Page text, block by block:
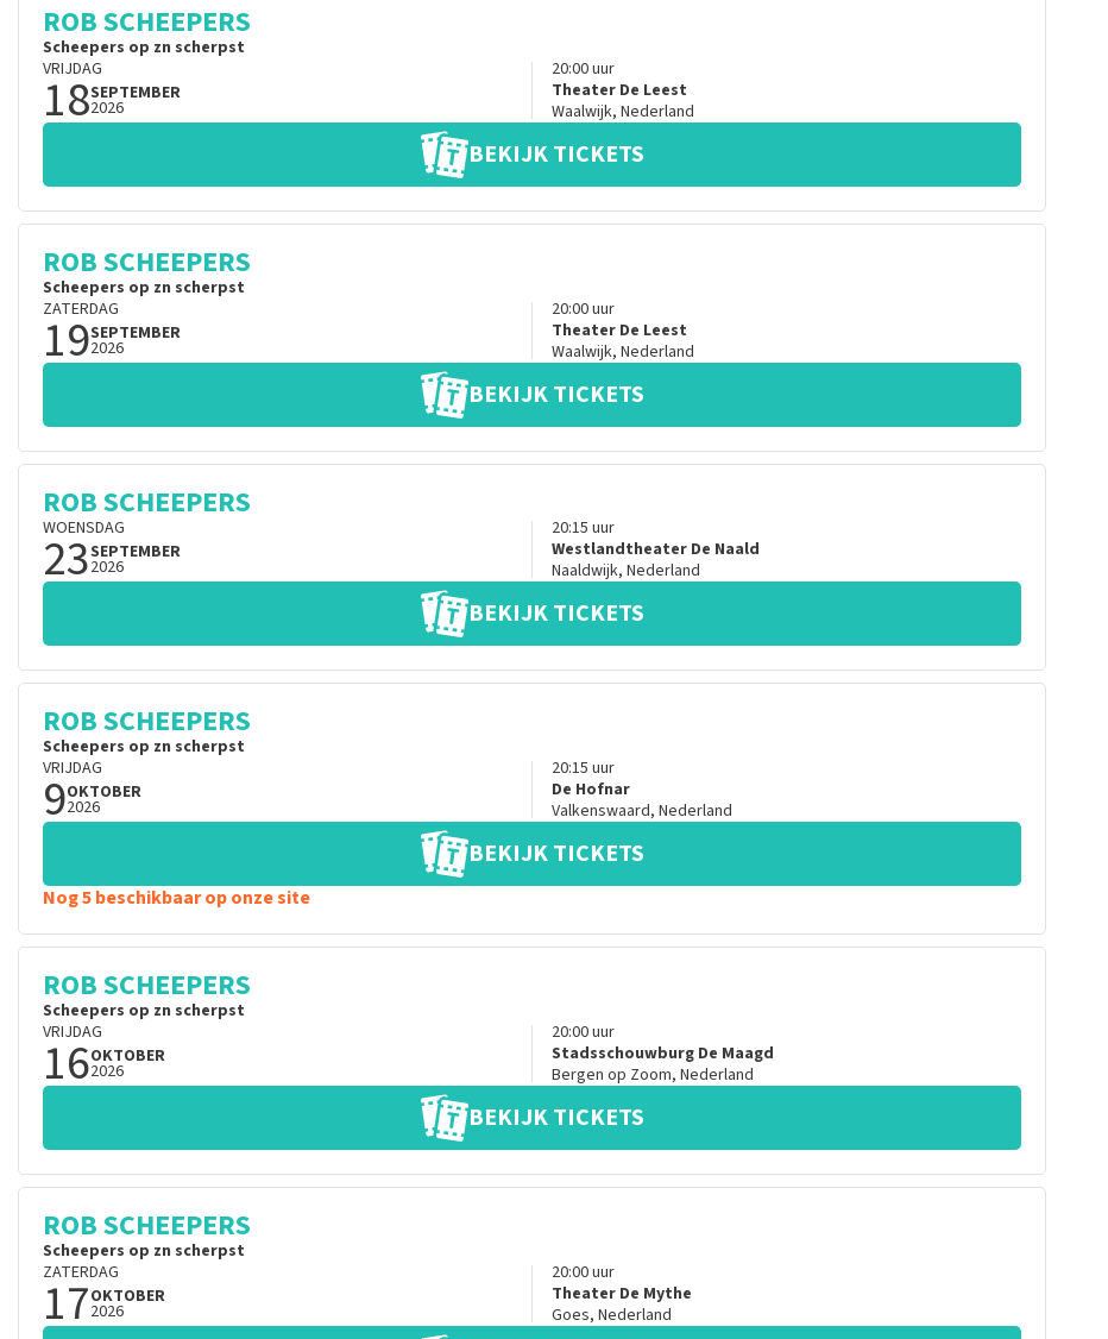
ROB SCHEEPERS
Scheepers op zn scherpst
VRIJDAG
18SEPTEMBER
2026
20:00uur
Theater De Leest
Waalwijk, Nederland
BEKIJK TICKETS
ROB SCHEEPERS
Scheepers op zn scherpst
ZATERDAG
19SEPTEMBER
2026
20:00uur
Theater De Leest
Waalwijk, Nederland
BEKIJK TICKETS
ROB SCHEEPERS
WOENSDAG
23SEPTEMBER
2026
20:15 uur
Westlandtheater De Naald
Naaldwijk, Nederland
BEKIJK TICKETS
ROB SCHEEPERS
Scheepers op zn scherpst
VRIJDAG
9OKTOBER
2026
20:15 uur
De Hofnar
Valkenswaard, Nederland
BEKIJK TICKETS
Nog 5 beschikbaar op onze site
ROB SCHEEPERS
Scheepers op zn scherpst
VRIJDAG
16OKTOBER
2026
20:00uur
Stadsschouwburg De Maagd
Bergen op Zoom, Nederland
BEKIJK TICKETS
ROB SCHEEPERS
Scheepers op zn scherpst
ZATERDAG
17OKTOBER
2026
20:00uur
Theater De Mythe
Goes, Nederland